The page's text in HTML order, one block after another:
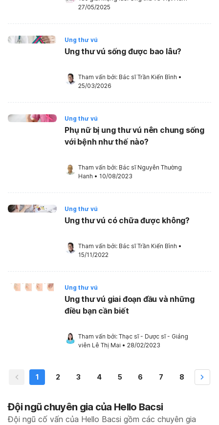
27/05/2025
Ung thư vú
Ung thư vú sống được bao lâu?
Tham vấn bởi: Bác sĩ Trần Kiến Bình •
25/03/2026
Ung thư vú
Phụ nữ bị ung thư vú nên chung sống
với bệnh như thế nào?
Tham vấn bởi: Bác sĩ Nguyễn Thường
Hanh • 10/08/2023
Ung thư vú
Ung thư vú có chữa được không?
Tham vấn bởi: Bác sĩ Trần Kiến Bình •
15/11/2022
Ung thư vú
Ung thư vú giai đoạn đầu và những
điều bạn cần biết
Tham vấn bởi: Thạc sĩ - Dược sĩ - Giảng
viên Lê Thị Mai • 28/02/2023
1 2 3 4 5 6 7 8
Đội ngũ chuyên gia của Hello Bacsi
Đội ngũ cố vấn của Hello Bacsi gồm các chuyên gia